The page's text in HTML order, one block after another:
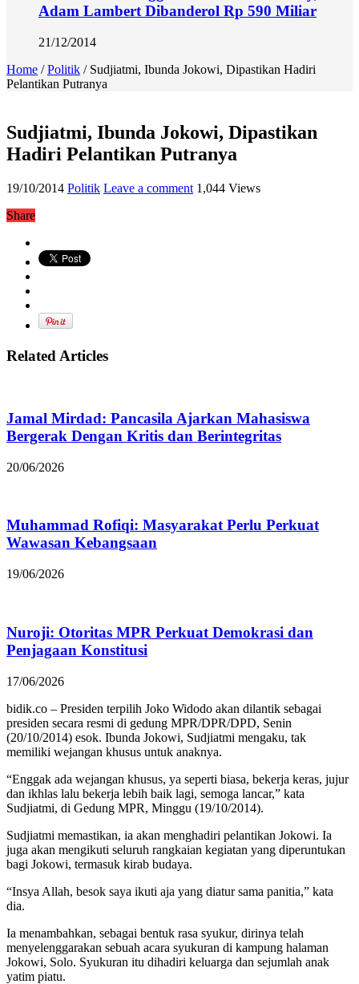
Adam Lambert Dibanderol Rp 590 Miliar
21/12/2014
Home / Politik / Sudjiatmi, Ibunda Jokowi, Dipastikan Hadiri
Pelantikan Putranya
Sudjiatmi, Ibunda Jokowi, Dipastikan
Hadiri Pelantikan Putranya
19/10/2014 Politik Leave a comment 1,044 Views
Share
Related Articles
Jamal Mirdad: Pancasila Ajarkan Mahasiswa
Bergerak Dengan Kritis dan Berintegritas
20/06/2026
Muhammad Rofiqi: Masyarakat Perlu Perkuat
Wawasan Kebangsaan
19/06/2026
Nuroji: Otoritas MPR Perkuat Demokrasi dan
Penjagaan Konstitusi
17/06/2026
bidik.co – Presiden terpilih Joko Widodo akan dilantik sebagai
presiden secara resmi di gedung MPR/DPR/DPD, Senin
(20/10/2014) esok. Ibunda Jokowi, Sudjiatmi mengaku, tak
memiliki wejangan khusus untuk anaknya.
“Enggak ada wejangan khusus, ya seperti biasa, bekerja keras, jujur
dan ikhlas lalu bekerja lebih baik lagi, semoga lancar,” kata
Sudjiatmi, di Gedung MPR, Minggu (19/10/2014).
Sudjiatmi memastikan, ia akan menghadiri pelantikan Jokowi. Ia
juga akan mengikuti seluruh rangkaian kegiatan yang diperuntukan
bagi Jokowi, termasuk kirab budaya.
“Insya Allah, besok saya ikuti aja yang diatur sama panitia,” kata
dia.
Ia menambahkan, sebagai bentuk rasa syukur, dirinya telah
menyelenggarakan sebuah acara syukuran di kampung halaman
Jokowi, Solo. Syukuran itu dihadiri keluarga dan sejumlah anak
yatim piatu.